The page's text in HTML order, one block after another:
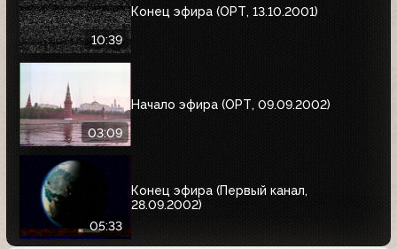
10:39
Конец эфира (ОРТ, 13.10.2001)
03:09
Начало эфира (ОРТ, 09.09.2002)
05:33
Конец эфира (Первый канал,
28.09.2002)